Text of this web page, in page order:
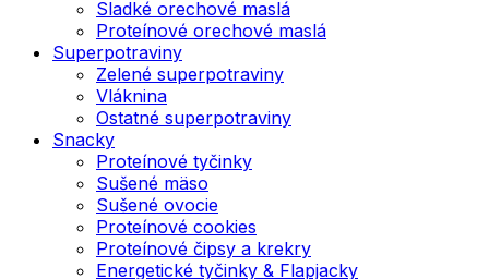
Sladké orechové maslá
Proteínové orechové maslá
Superpotraviny
Zelené superpotraviny
Vláknina
Ostatné superpotraviny
Snacky
Proteínové tyčinky
Sušené mäso
Sušené ovocie
Proteínové cookies
Proteínové čipsy a krekry
Energetické tyčinky & Flapjacky